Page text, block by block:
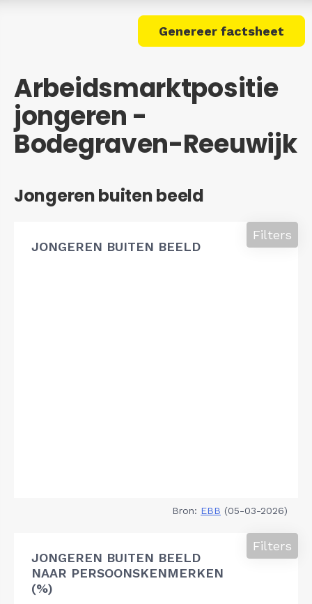
Genereer factsheet
Arbeidsmarktpositie
jongeren -
Bodegraven-Reeuwijk
Jongeren buiten beeld
JONGEREN BUITEN BEELD
Filters
Bron: EBB (05-03-2026)
JONGEREN BUITEN BEELD
NAAR PERSOONSKENMERKEN
(%)
Filters